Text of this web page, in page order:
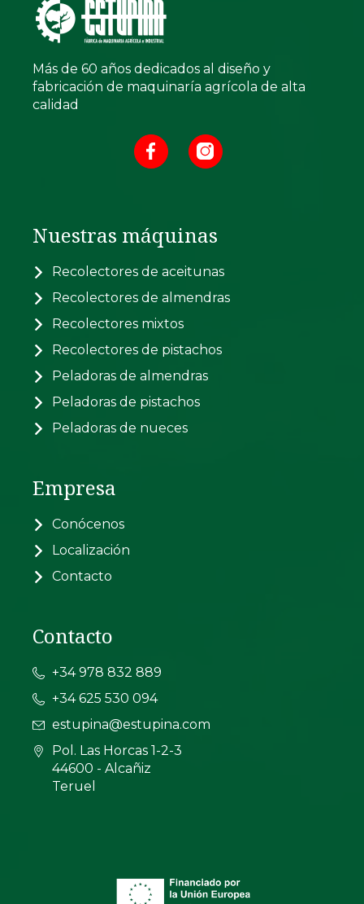
Más de 60 años dedicados al diseño y
fabricación de maquinaría agrícola de alta
calidad
Nuestras máquinas
Recolectores de aceitunas
Recolectores de almendras
Recolectores mixtos
Recolectores de pistachos
Peladoras de almendras
Peladoras de pistachos
Peladoras de nueces
Empresa
Conócenos
Localización
Contacto
Contacto
+34 978 832 889
+34 625 530 094
estupina@estupina.com
Pol. Las Horcas 1-2-3
44600 - Alcañiz
Teruel